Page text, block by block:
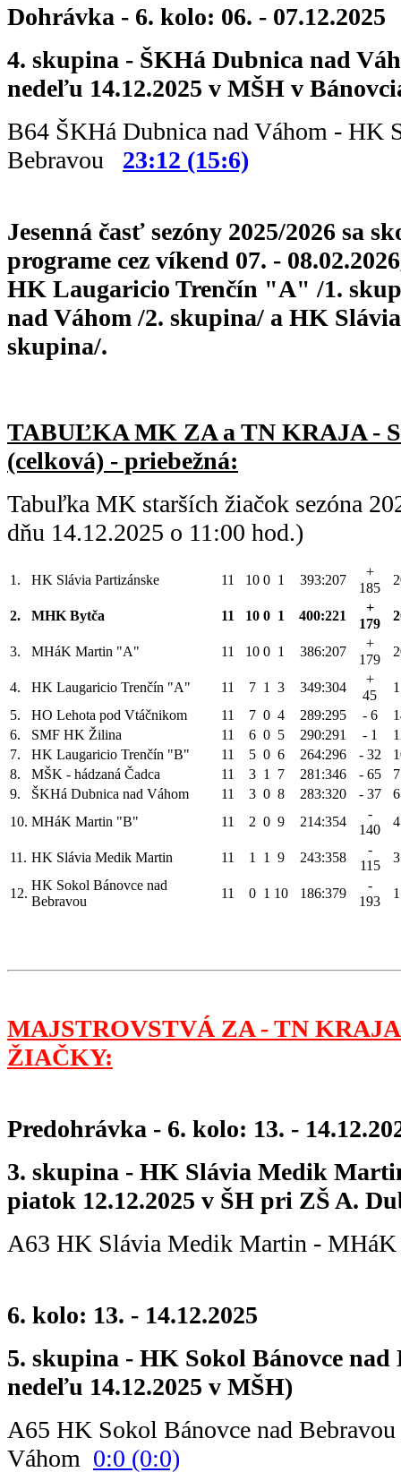
Dohrávka - 6. kolo: 06. - 07.12.2025
4. skupina - ŠKHá Dubnica nad
nedeľu 14.12.2025 v MŠH v
B64 ŠKHá Dubnica nad Váhom - HK
Bebravou 23:12 (15:6)
Jesenná časť sezóny 2025/2026 sa
programe cez víkend 07. -
HK Laugaricio Trenčín "A" /1.
nad Váhom /2. skupina/ a HK
skupina/.
TABUĽKA MK ZA a TN KRAJA -
(celková) - priebežná:
Tabuľka MK starších žiačok sezóna
dňu 14.12.2025 o 11:00 hod.)
1. HK Slávia Partizánske 11 10 0 1 393:207
+
185
2. MHK Bytča 11 10 0 1 400:221
+
179
3. MHáK Martin "A" 11 10 0 1 386:207
+
179
4. HK Laugaricio Trenčín "A" 11 7 1 3 349:304
+
45
5.
HO Lehota pod Vtáčnikom 11 7 0 4 289:295 - 6
6.
SMF HK Žilina 11 6 0 5 290:291 - 1
7.
HK Laugaricio Trenčín "B" 11 5 0 6 264:296 - 32
8.
MŠK - hádzaná Čadca 11 3 1 7 281:346 - 65
7
9.
ŠKHá Dubnica nad Váhom 11 3 0 8 283:320 - 37
6
10. MHáK Martin "B" 11 2 0 9 214:354
-
140
4
11. HK Slávia Medik Martin 11 1 1 9 243:358
-
115
3
12.
HK Sokol Bánovce nad
Bebravou
11 0 1 10 186:379
-
193
1
MAJSTROVSTVÁ ZA - TN
ŽIAČKY:
Predohrávka - 6. kolo: 13. -
3. skupina - HK Slávia Medik
piatok 12.12.2025 v ŠH pri ZŠ A.
A63 HK Slávia Medik Martin -
6. kolo: 13. - 14.12.2025
5. skupina - HK Sokol Bánovce nad
nedeľu 14.12.2025 v MŠH)
A65 HK Sokol Bánovce nad
Váhom 0:0 (0:0)